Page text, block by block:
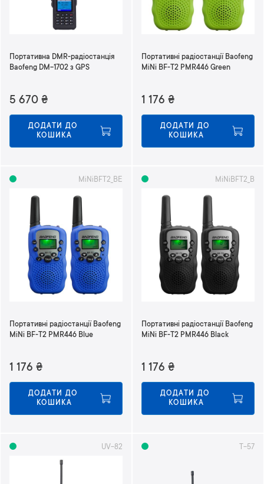
Портативна DMR-радіостанція
Baofeng DM-1702 з GPS
5 670 ₴
ДОДАТИ ДО
КОШИКА
Портативні радіостанції Baofeng
MiNi BF-T2 PMR446 Green
1 176 ₴
ДОДАТИ ДО
КОШИКА
MiNiBFT2_BE
Портативні радіостанції Baofeng
MiNi BF-T2 PMR446 Blue
1 176 ₴
ДОДАТИ ДО
КОШИКА
MiNiBFT2_B
Портативні радіостанції Baofeng
MiNi BF-T2 PMR446 Black
1 176 ₴
ДОДАТИ ДО
КОШИКА
UV-82 T-57